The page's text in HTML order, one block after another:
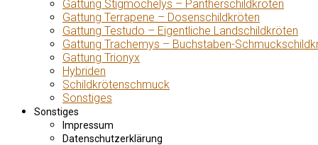
Gattung Stigmochelys – Pantherschildkröten
Gattung Terrapene – Dosenschildkröten
Gattung Testudo – Eigentliche Landschildkröten
Gattung Trachemys – Buchstaben-
Gattung Trionyx
Hybriden
Schildkrötenschmuck
Sonstiges
Sonstiges
Impressum
Datenschutzerklärung